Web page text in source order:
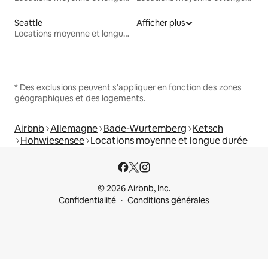
Seattle
Locations moyenne et longue durée
Afficher plus
* Des exclusions peuvent s'appliquer en fonction des zones
géographiques et des logements.
Airbnb Allemagne Bade-Wurtemberg Ketsch
Hohwiesensee Locations moyenne et longue durée
© 2026 Airbnb, Inc.
Confidentialité
Conditions générales